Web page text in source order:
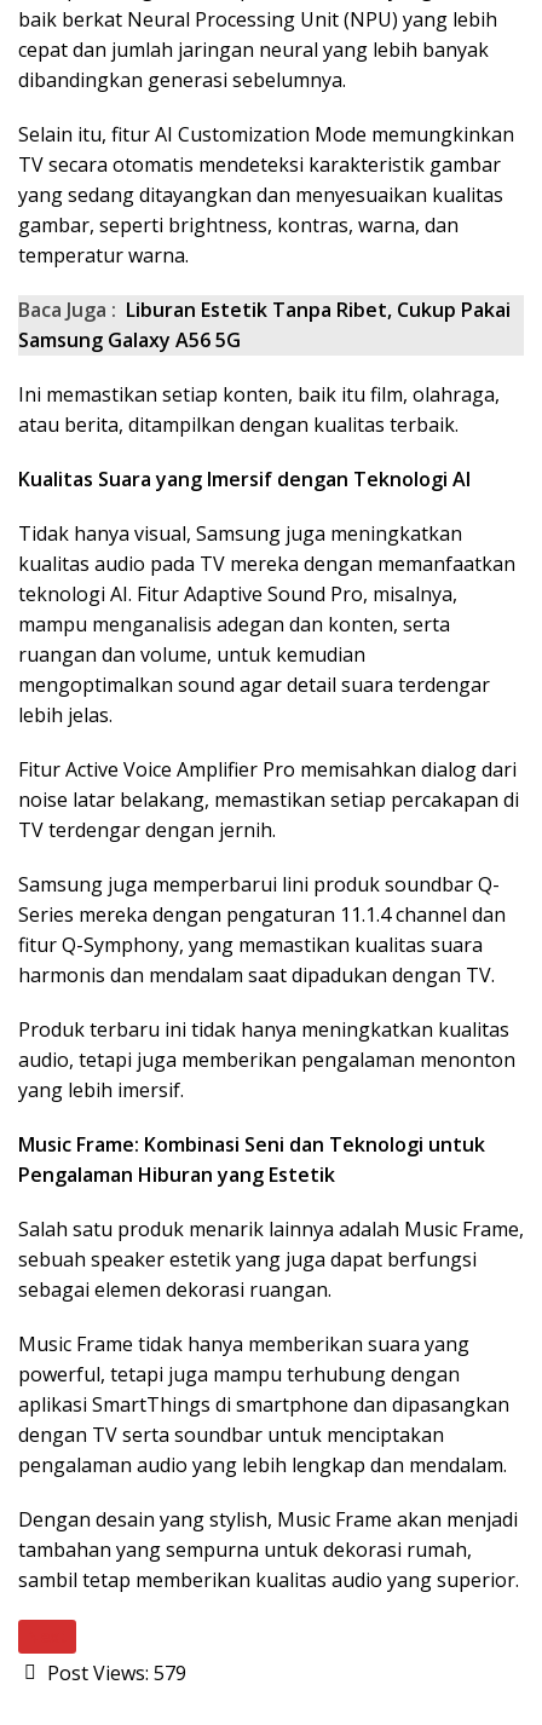
baik berkat Neural Processing Unit (NPU) yang lebih
cepat dan jumlah jaringan neural yang lebih banyak
dibandingkan generasi sebelumnya.
Selain itu, fitur AI Customization Mode memungkinkan
TV secara otomatis mendeteksi karakteristik gambar
yang sedang ditayangkan dan menyesuaikan kualitas
gambar, seperti brightness, kontras, warna, dan
temperatur warna.
Baca Juga : Liburan Estetik Tanpa Ribet, Cukup Pakai
Samsung Galaxy A56 5G
Ini memastikan setiap konten, baik itu film, olahraga,
atau berita, ditampilkan dengan kualitas terbaik.
Kualitas Suara yang Imersif dengan Teknologi AI
Tidak hanya visual, Samsung juga meningkatkan
kualitas audio pada TV mereka dengan memanfaatkan
teknologi AI. Fitur Adaptive Sound Pro, misalnya,
mampu menganalisis adegan dan konten, serta
ruangan dan volume, untuk kemudian
mengoptimalkan sound agar detail suara terdengar
lebih jelas.
Fitur Active Voice Amplifier Pro memisahkan dialog dari
noise latar belakang, memastikan setiap percakapan di
TV terdengar dengan jernih.
Samsung juga memperbarui lini produk soundbar Q-
Series mereka dengan pengaturan 11.1.4 channel dan
fitur Q-Symphony, yang memastikan kualitas suara
harmonis dan mendalam saat dipadukan dengan TV.
Produk terbaru ini tidak hanya meningkatkan kualitas
audio, tetapi juga memberikan pengalaman menonton
yang lebih imersif.
Music Frame: Kombinasi Seni dan Teknologi untuk
Pengalaman Hiburan yang Estetik
Salah satu produk menarik lainnya adalah Music Frame,
sebuah speaker estetik yang juga dapat berfungsi
sebagai elemen dekorasi ruangan.
Music Frame tidak hanya memberikan suara yang
powerful, tetapi juga mampu terhubung dengan
aplikasi SmartThings di smartphone dan dipasangkan
dengan TV serta soundbar untuk menciptakan
pengalaman audio yang lebih lengkap dan mendalam.
Dengan desain yang stylish, Music Frame akan menjadi
tambahan yang sempurna untuk dekorasi rumah,
sambil tetap memberikan kualitas audio yang superior.
Post Views: 579